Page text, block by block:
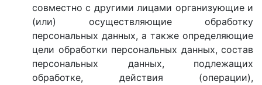
совместно с другими лицами организующие и
(или) осуществляющие обработку
персональных данных, а также определяющие
цели обработки персональных данных, состав
персональных данных, подлежащих
обработке, действия (операции),